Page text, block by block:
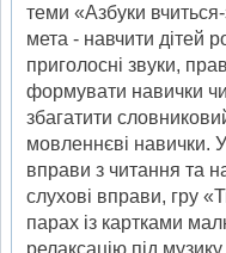
теми «Азбуки
мета - навчити дітей
приголосні звуки,
формувати навички
збагатити
мовленнєві навички.
вправи з читання та
слухові вправи, гру
парах із картками
релаксацію під